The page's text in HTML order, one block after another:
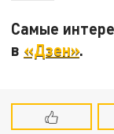
Самые
в «Дзен».